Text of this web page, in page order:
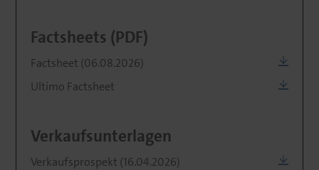
Factsheets (PDF)
Factsheet (06.08.2026)
Ultimo Factsheet
Verkaufsunterlagen
Verkaufsprospekt (16.04.2026)